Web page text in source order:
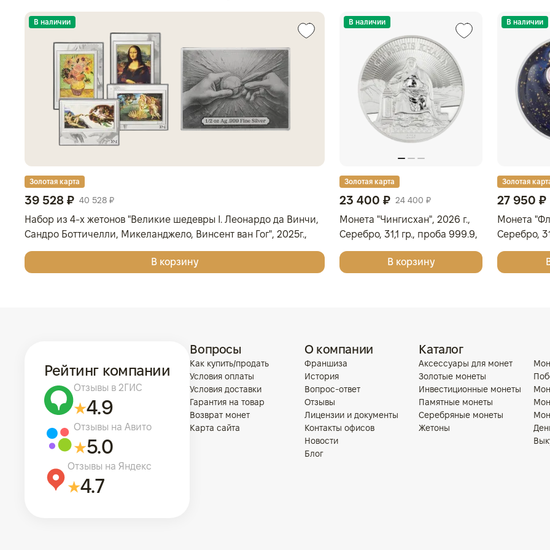
В наличии
Золотая карта
39 528 ₽ 40 528 ₽
Набор из 4-х жетонов "Великие шедевры I. Леонардо да Винчи,
Сандро Боттичелли, Микеланджело, Винсент ван Гог", 2025г.,
Серебро, 62,2 гр., проба 999, ГЕРМАНИЯ
В корзину
В наличии
Золотая карта
23 400 ₽ 24 400 ₽
Монета "Чингисхан", 2026 г.,
Серебро, 31,1 гр., проба 999.9,
МОНГОЛИЯ
В корзину
В наличии
Золотая
27 950 ₽
Монета
Серебро,
ОСТРОВА
Рейтинг компании
Отзывы в 2ГИС
4.9
Отзывы на Авито
5.0
Отзывы на Яндекс
4.7
Вопросы
Как купить/продать
Условия оплаты
Условия доставки
Гарантия на товар
Возврат монет
Карта сайта
О компании
Франшиза
История
Вопрос-ответ
Отзывы
Лицензии и документы
Контакты офисов
Новости
Блог
Каталог
Аксессуары для монет
Золотые монеты
Инвестиционные монеты
Памятные монеты
Серебряные монеты
Жетоны